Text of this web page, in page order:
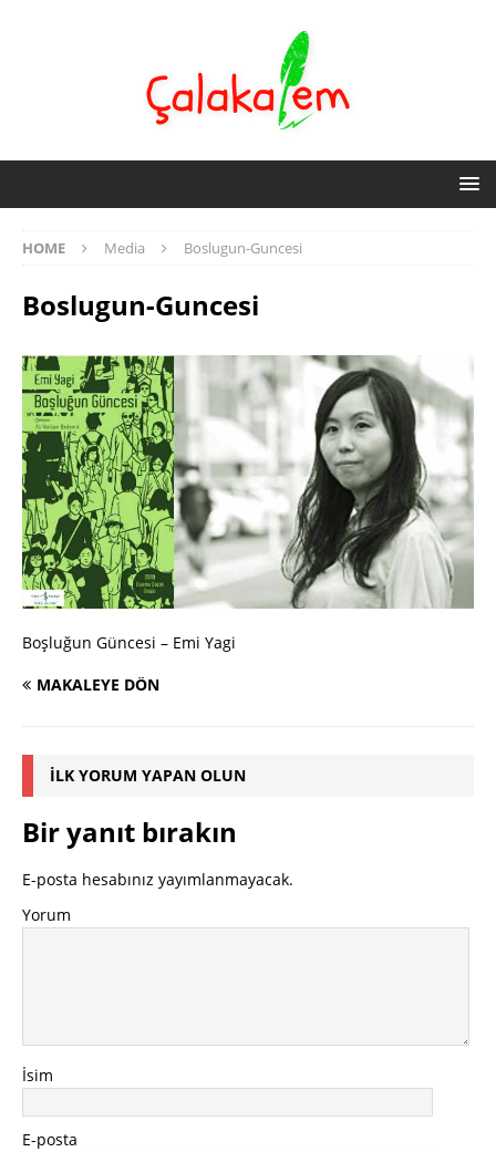
HOME Media Boslugun-Guncesi
Boslugun-Guncesi
Boşluğun Güncesi – Emi Yagi
MAKALEYE DÖN
İLK YORUM YAPAN OLUN
Bir yanıt bırakın
E-posta hesabınız yayımlanmayacak.
Yorum
İsim
E-posta